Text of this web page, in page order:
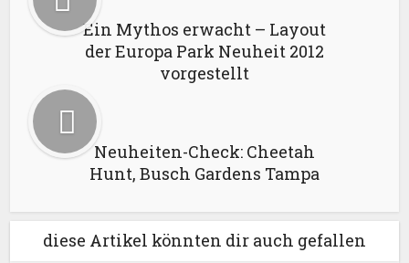
Ein Mythos erwacht – Layout
der Europa Park Neuheit 2012
vorgestellt
Neuheiten-Check: Cheetah
Hunt, Busch Gardens Tampa
diese Artikel könnten dir auch gefallen